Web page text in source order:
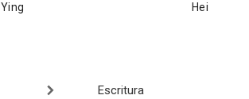
Ying
Hei
Escritura